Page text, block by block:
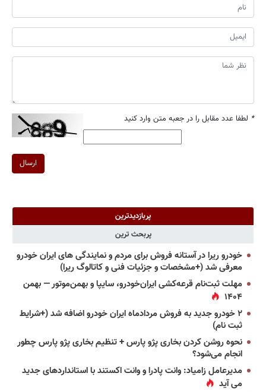
* لطفا عدد مقابل را در جعبه متن وارد کنید
ارسال
پربازدیدترین
پربحث ترین
خودرو ریرا در آستانه فروش برای مردم و نمایندگی های ایران خودرو
معرفی شد (+مشخصات و جزئیات فنی و کاتالوگ ریرا)
مهلت ثبت‌نام قرعه‌کشی ایران‌خودرو، سایپا و بهمن‌موتور — بهمن
۱۴۰۴
۲ خودرو جدید به فروش مردادماه ایران خودرو اضافه شد (+شرایط
ثبت نام)
نحوه روشن کردن بخاری پژو پارس + تنظیم بخاری پژو پارس چطور
انجام می‌شود؟
مدیرعامل زامیاد: وانت پادرا و وانت اکستند با استانداردهای جدید
می آید